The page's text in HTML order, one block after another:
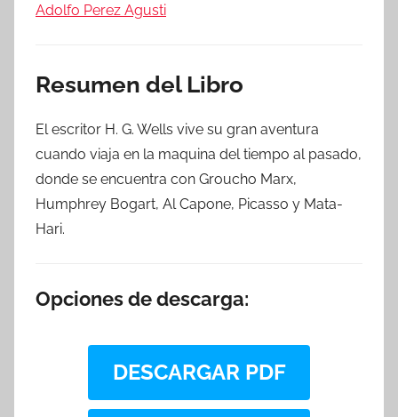
Adolfo Perez Agusti
Resumen del Libro
El escritor H. G. Wells vive su gran aventura
cuando viaja en la maquina del tiempo al pasado,
donde se encuentra con Groucho Marx,
Humphrey Bogart, Al Capone, Picasso y Mata-
Hari.
Opciones de descarga:
DESCARGAR PDF